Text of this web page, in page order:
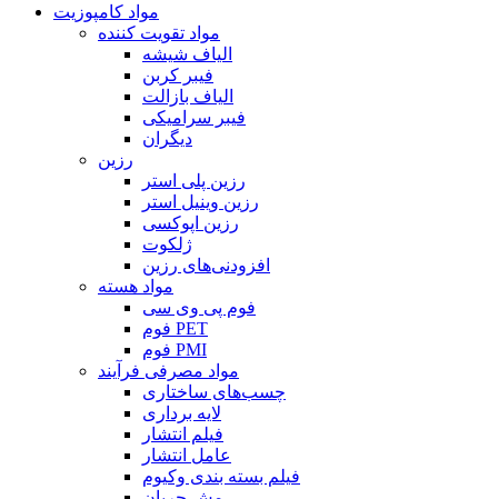
مواد کامپوزیت
مواد تقویت کننده
الیاف شیشه
فیبر کربن
الیاف بازالت
فیبر سرامیکی
دیگران
رزین
رزین پلی استر
رزین وینیل استر
رزین اپوکسی
ژلکوت
افزودنی‌های رزین
مواد هسته
فوم پی وی سی
فوم PET
فوم PMI
مواد مصرفی فرآیند
چسب‌های ساختاری
لایه برداری
فیلم انتشار
عامل انتشار
فیلم بسته بندی وکیوم